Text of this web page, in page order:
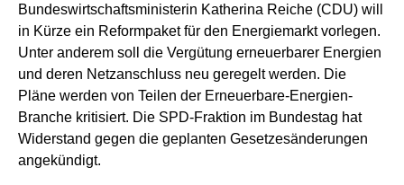
Bundeswirtschaftsministerin Katherina Reiche (CDU) will
in Kürze ein Reformpaket für den Energiemarkt vorlegen.
Unter anderem soll die Vergütung erneuerbarer Energien
und deren Netzanschluss neu geregelt werden. Die
Pläne werden von Teilen der Erneuerbare-Energien-
Branche kritisiert. Die SPD-Fraktion im Bundestag hat
Widerstand gegen die geplanten Gesetzesänderungen
angekündigt.